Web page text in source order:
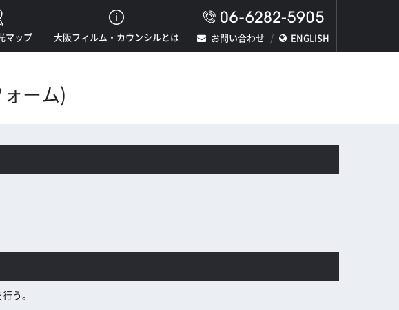
マップ 大阪フィルム・カウンシルとは お問い合わせ ENGLISH
ーム)
う。